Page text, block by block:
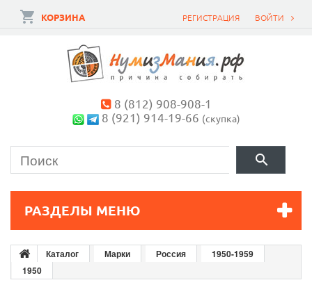
ВОЙТИ
РЕГИСТРАЦИЯ
КОРЗИНА
8 (812) 908-908-1
8 (921) 914-19-66 (скупка)
РАЗДЕЛЫ МЕНЮ
Каталог Марки Россия
1950-1959
1950